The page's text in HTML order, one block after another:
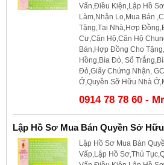
Vấn,Điều Kiện,Lập Hồ
Làm,Nhận Lo,Mua Bán
Tặng,Tại Nhà,Hợp
Cư,Căn Hộ,Căn Hộ
Bán,Hợp Đồng Cho
Hồng,Bìa Đỏ, Sổ
Đỏ,Giấy Chứng Nhận,
Ở,Quyền Sỡ Hữu Nhà
0914 78 78 60 -
Lập Hồ Sơ Mua Bán Quyền Sở
Lập Hồ Sơ Mua Bán
Vấp,Lập Hồ Sơ,Thủ